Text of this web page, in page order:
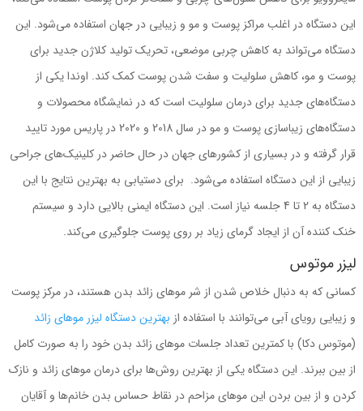
این دستگاه در اغلب مراکز پوست و مو و زیبایی در جهان استفاده می‌شود. این
دستگاه می‌تواند به کاهش چربی موضعی، تحریک تولید کلاژن جدید برای
پوست و مو، کاهش سلولیت و سفت شدن پوست کمک کند. اوندا یکی از
دستگاه‌های جدید برای درمان سلولیت است که در نمایشگاه محصولات و
دستگاه‌های زیباسازی پوست و مو در سال 2018 و 2020 در پاریس مورد تایید
قرار گرفته و در بسیاری از کشورهای جهان در حال حاضر در کلینیک‌های جراحی
زیبایی از این دستگاه استفاده می‌شود. برای دستیابی به بهترین نتایج با این
دستگاه به 2 تا 4 جلسه نیاز است. این دستگاه ایمنی بالایی دارد و سیستم
خنک کننده‌ آن از ایجاد گرمای زیاد بر روی پوست جلوگیری می‌کند.
لیزر موتوس
کسانی که به دنبال خلاص شدن از شر موهای زائد بدن هستند، در مرکز پوست
و زیبایی رویای آبی می‌توانند با استفاده از بهترین دستگاه لیزر موهای زائد
(موتوس دکا) با کمترین تعداد جلسات موهای زائد بدن خود را به صورت کامل
از بین ببرند. این دستگاه یکی از بهترین روش‌ها برای درمان موهای زائد و نازک
کردن و از بین بردن این موهای مزاحم در نقاط حساس بدن خانم‌ها و آقایان